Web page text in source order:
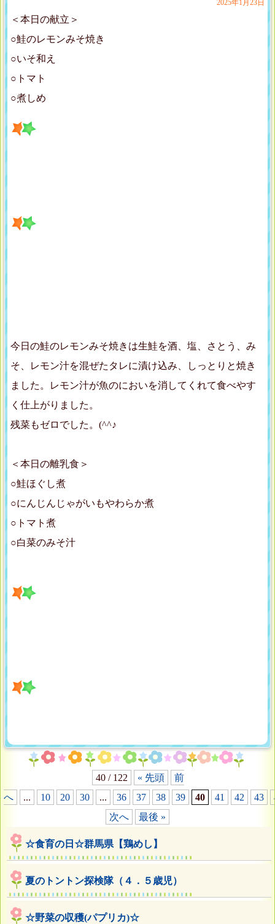
2025年1月23日
＜本日の献立＞
○鮭のレモンみそ焼き
○いそ和え
○トマト
○煮しめ
今日の鮭のレモンみそ焼きは生鮭を酒、塩、さとう、み
そ、レモン汁を混ぜたタレに漬け込み、しっとりと焼き
ました。レモン汁が魚のにおいを消してくれて食べやす
く仕上がりました。
残菜もゼロでした。(^^♪
＜本日の離乳食＞
○鮭ほぐし煮
○にんじんじゃがいもやわらか煮
○トマト煮
○白菜のみそ汁
40 / 122 « 先頭
前
へ
... 10 20 30 ... 36 37 38 39 40 41 42 43
次へ
最後 »
☆食育の日☆群馬県【鶏めし】
夏のトントン探検隊（４．５歳児）
☆野菜の収穫(パプリカ)☆